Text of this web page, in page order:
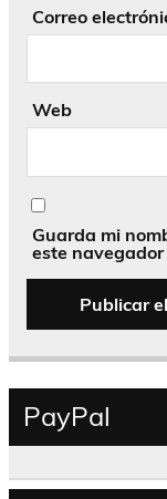
Correo
Web
Guarda mi
este
PayPal